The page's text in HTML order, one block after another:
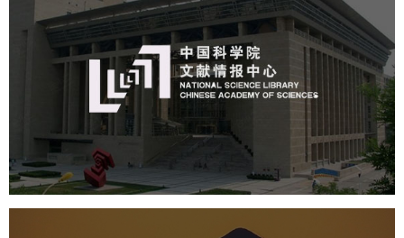
中国科学院文献情报中心
网站建设 虚拟展厅
数字博物馆建设
展厅空间设计
产品展厅设计